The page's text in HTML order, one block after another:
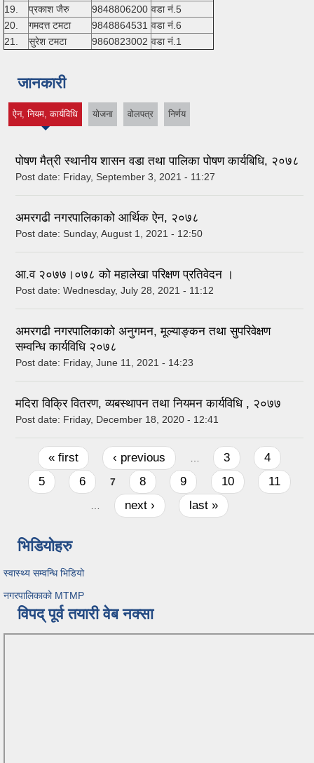
19.
प्रकाश जैरु 9848806200 वडा नं.5
20.
गमदत्त टमटा 9848864531 वडा नं.6
21.
सुरेश टमटा 9860823002 वडा नं.1
जानकारी
ऐन, नियम, कार्यविधि
(active tab)
योजना वोलपत्र निर्णय
पोषण मैत्री स्थानीय शासन वडा तथा पालिका पोषण कार्यबिधि, २०७८
Post date: Friday, September 3, 2021 - 11:27
अमरगढी नगरपालिकाको आर्थिक ऐन, २०७८
Post date: Sunday, August 1, 2021 - 12:50
आ.व २०७७।०७८ को महालेखा परिक्षण प्रतिवेदन ।
Post date: Wednesday, July 28, 2021 - 11:12
अमरगढी नगरपालिकाको अनुगमन, मूल्याङ्कन तथा सुपरिवेक्षण
सम्वन्धि कार्यविधि २०७८
Post date: Friday, June 11, 2021 - 14:23
मदिरा विक्रि वितरण, व्यबस्थापन तथा नियमन कार्यविधि , २०७७
Post date: Friday, December 18, 2020 - 12:41
Pages
« first ‹ previous 3
4
5
6 7 8 9 10 11
next › last »
भिडियोहरु
स्वास्थ्य सम्वन्धि भिडियो
नगरपालिकाको MTMP
विपद् पूर्व तयारी वेब नक्सा